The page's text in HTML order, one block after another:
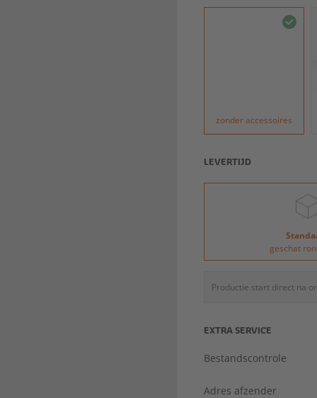
zonder accessoires
LEVERTIJD
geschat
Productie start direct na
EXTRA SERVICE
Bestandscontrole
Adres afzender